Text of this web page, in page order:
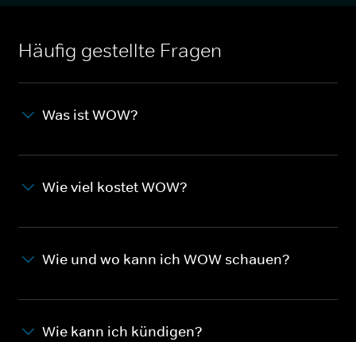
Häufig gestellte Fragen
Was ist WOW?
Wie viel kostet WOW?
Wie und wo kann ich WOW schauen?
Wie kann ich kündigen?